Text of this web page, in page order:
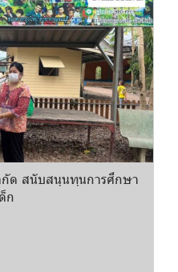
ด สนับสนุนทุนการศึกษา
ก